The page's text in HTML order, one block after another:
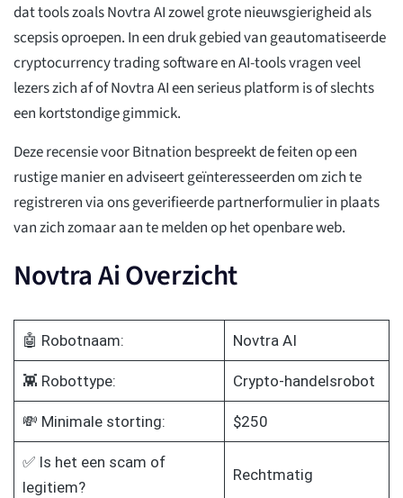
dat tools zoals Novtra AI zowel grote nieuwsgierigheid als
scepsis oproepen. In een druk gebied van geautomatiseerde
cryptocurrency trading software en AI-tools vragen veel
lezers zich af of Novtra AI een serieus platform is of slechts
een kortstondige gimmick.
Deze recensie voor Bitnation bespreekt de feiten op een
rustige manier en adviseert geïnteresseerden om zich te
registreren via ons geverifieerde partnerformulier in plaats
van zich zomaar aan te melden op het openbare web.
Novtra Ai Overzicht
🤖 Robotnaam: Novtra AI
👾 Robottype: Crypto-handelsrobot
💸 Minimale storting: $250
✅ Is het een scam of
legitiem?
Rechtmatig